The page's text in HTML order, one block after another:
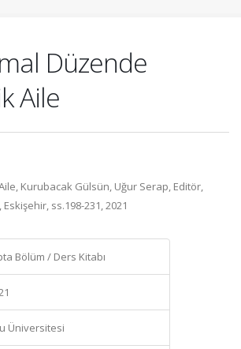
Düzende
Aile
Kurubacak Gülsün, Uğur Serap, Editör,
ss.198-231, 2021
Bölüm / Ders Kitabı
Üniversitesi